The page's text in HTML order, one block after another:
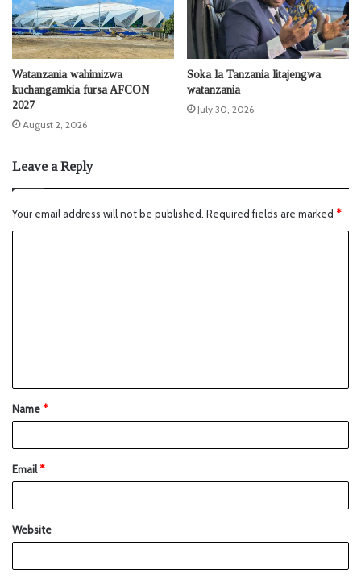
Watanzania wahimizwa
kuchangamkia fursa AFCON
2027
August 2, 2026
Soka la Tanzania litajengwa
watanzania
July 30, 2026
Leave a Reply
Your email address will not be published. Required fields are marked *
Name*
Email*
Website